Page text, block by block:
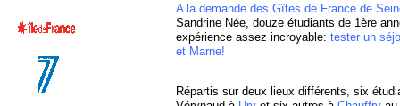
A la demande des Gîtes de France de
Sandrine Née, douze étudiants de 1ère
expérience assez incroyable: tester un
et Marne!
Répartis sur deux lieux différents, six